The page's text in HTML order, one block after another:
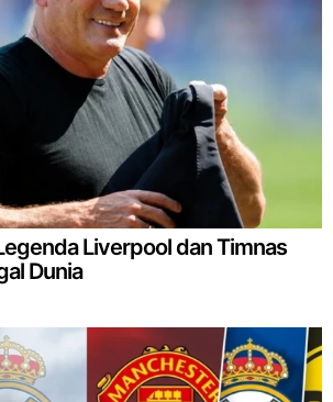
Liverpool dan Timnas
Dunia